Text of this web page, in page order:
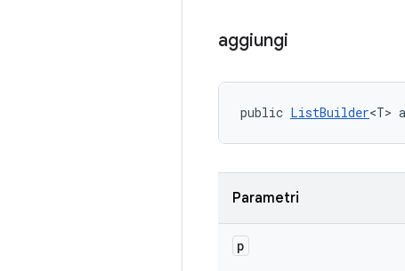
aggiungi
public ListBuilder<T>
Parametri
p